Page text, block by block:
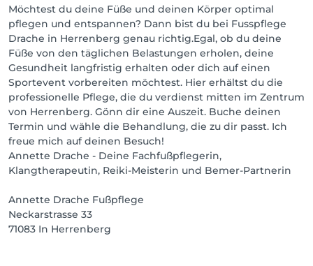
Möchtest du deine Füße und deinen Körper optimal
pflegen und entspannen? Dann bist du bei Fusspflege
Drache in Herrenberg genau richtig.Egal, ob du deine
Füße von den täglichen Belastungen erholen, deine
Gesundheit langfristig erhalten oder dich auf einen
Sportevent vorbereiten möchtest. Hier erhältst du die
professionelle Pflege, die du verdienst mitten im Zentrum
von Herrenberg. Gönn dir eine Auszeit. Buche deinen
Termin und wähle die Behandlung, die zu dir passt. Ich
freue mich auf deinen Besuch!
Annette Drache - Deine Fachfußpflegerin,
Klangtherapeutin, Reiki-Meisterin und Bemer-Partnerin
Annette Drache Fußpflege
Neckarstrasse 33
71083 In Herrenberg